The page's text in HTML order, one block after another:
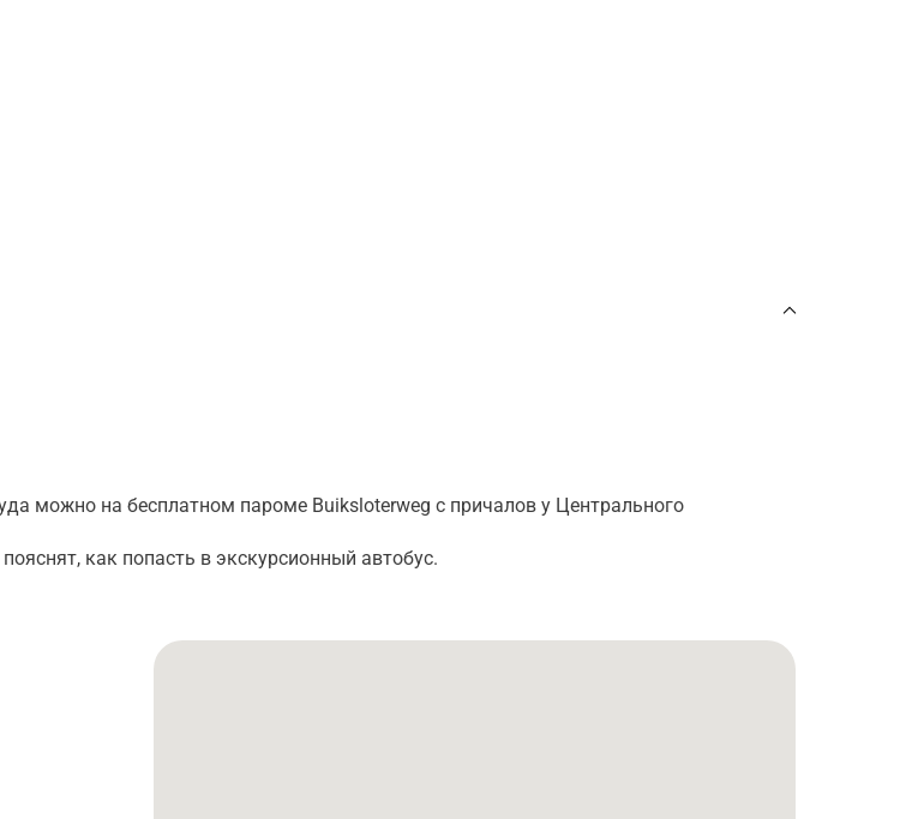
можно на бесплатном пароме Buiksloterweg с причалов у Центрального
как попасть в экскурсионный автобус.